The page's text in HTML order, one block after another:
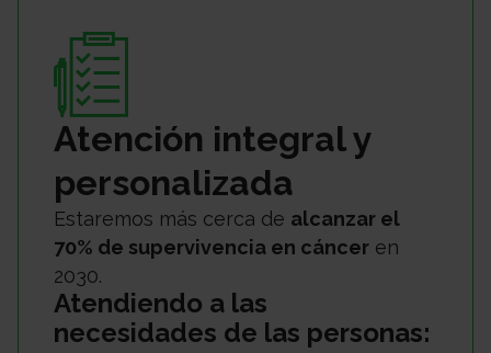
Atención integral y
personalizada
Estaremos más cerca de alcanzar el
70% de supervivencia en cáncer en
2030.
Atendiendo a las
necesidades de las personas: